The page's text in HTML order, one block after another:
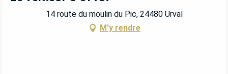
14 route du moulin du Pic, 24480 Urval
M'y rendre